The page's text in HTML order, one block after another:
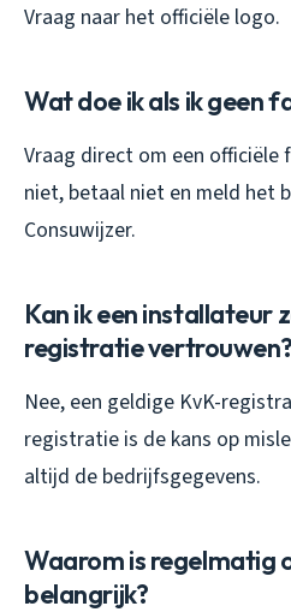
Vraag naar het officiële logo.
Wat doe ik als ik geen
Vraag direct om een officiële
niet, betaal niet en meld het
Consuwijzer.
Kan ik een installateur
registratie vertrouwen?
Nee, een geldige KvK-
registratie is de kans op
altijd de bedrijfsgegevens.
Waarom is regelmatig
belangrijk?